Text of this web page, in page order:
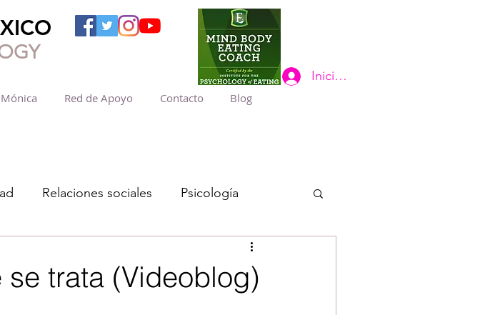
Red de Apoyo Contacto Blog
Iniciar sesión
Relaciones sociales Psicología
trata (Videoblog)